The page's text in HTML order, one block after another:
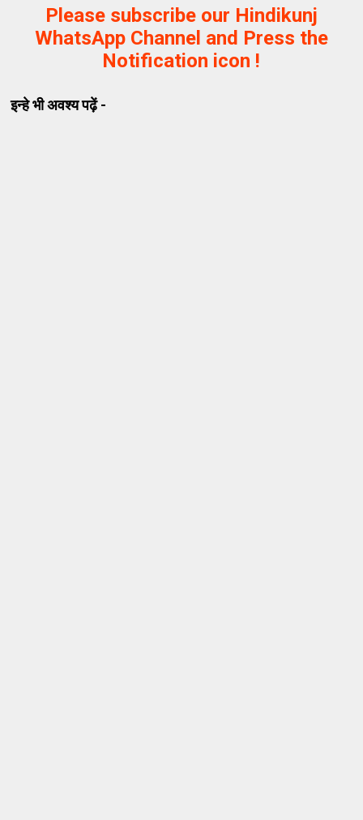
Please subscribe our Hindikunj
WhatsApp Channel and Press the
Notification icon !
इन्हे भी अवश्य पढ़ें -